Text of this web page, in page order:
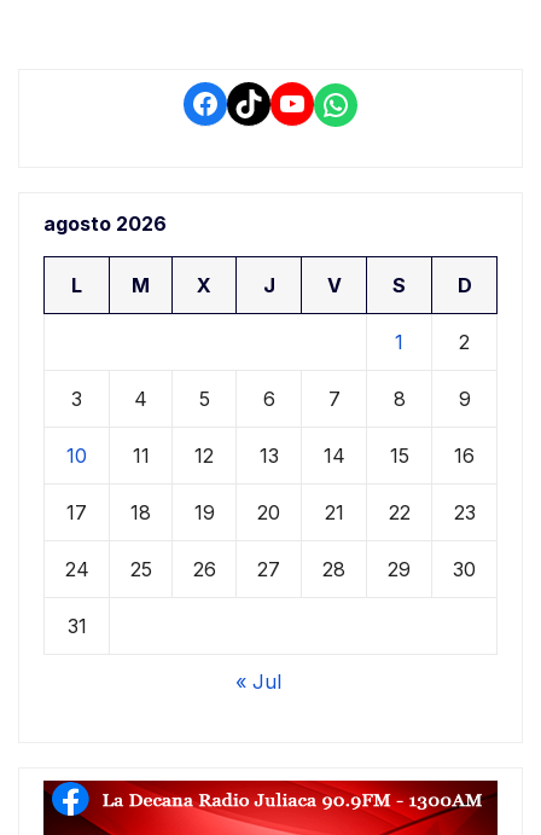
Facebook
TikTokYouTube
WhatsApp
agosto 2026
L M X J V S D
1 2
3 4 5 6 7 8 9
10 11 12 13 14 15 16
17 18 19 20 21 22 23
24 25 26 27 28 29 30
31
« Jul